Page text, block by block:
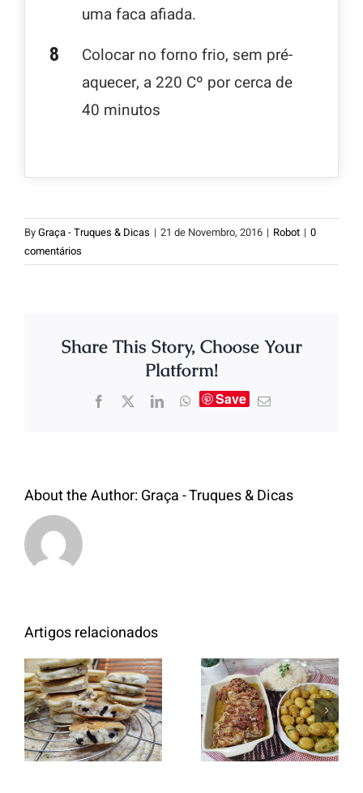
uma faca afiada.
Colocar no forno frio, sem pré-
aquecer, a 220 Cº por cerca de
40 minutos
ByGraça - Truques & Dicas | 21 de Novembro, 2016 | Robot | 0
comentários
Share This Story, Choose Your
Platform!
Save
About the Author:Graça - Truques & Dicas
Artigos relacionados
Panquecas
com Oreo
Entrecosto
italiano c/
batata a
murro e